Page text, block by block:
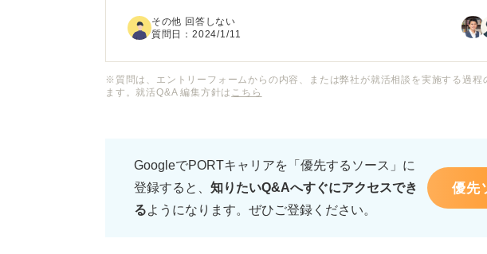
で、ベンチャーは残業が多い、責任も大きいなどブラック
ベンチャー企業のメリットとデメリット、自分に向いてい
方などをご教示いただけますと幸いです。
その他 回答しない
質問日：2024/1/11
※質問は、エントリーフォームからの内容、または弊社が就活相談を実施する過程
ます。就活Q&A 編集方針は こちら
GoogleでPORTキャリアを「優先するソース」に
登録すると、 知りたいQ&Aへすぐにアクセスでき
るようになります。ぜひご登録ください。
優先